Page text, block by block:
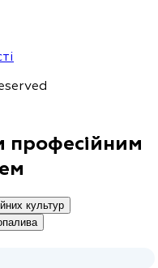
професійним
культур